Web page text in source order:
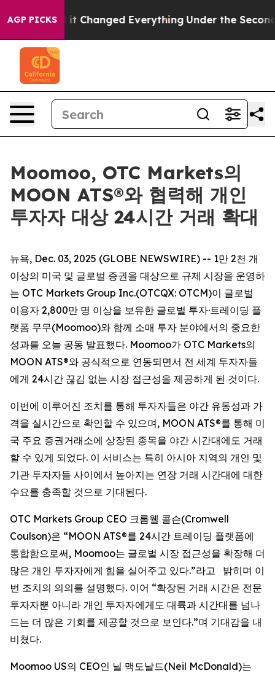
AGP PICKSit Changed Everything Under the Second
Moomoo, OTC Markets의
MOON ATS®와 협력해 개인
투자자 대상 24시간 거래 확대
뉴욕, Dec. 03, 2025 (GLOBE NEWSWIRE) -- 1만 2천 개
이상의 미국 및 글로벌 증권을 대상으로 규제 시장을 운영하
는 OTC Markets Group Inc.(OTCQX: OTCM)이 글로벌
이용자 2,800만 명 이상을 보유한 글로벌 투자·트레이딩 플
랫폼 무무(Moomoo)와 함께 소매 투자 분야에서의 중요한
성과를 오늘 공동 발표했다. Moomoo가 OTC Markets의
MOON ATS®와 공식적으로 연동되면서 전 세계 투자자들
에게 24시간 끊김 없는 시장 접근성을 제공하게 된 것이다.
이번에 이루어진 조치를 통해 투자자들은 야간 유동성과 가
격을 실시간으로 확인할 수 있으며, MOON ATS®를 통해 미
국 주요 증권거래소에 상장된 종목을 야간 시간대에도 거래
할 수 있게 되었다. 이 서비스는 특히 아시아 지역의 개인 및
기관 투자자들 사이에서 높아지는 연장 거래 시간대에 대한
수요를 충족할 것으로 기대된다.
OTC Markets Group CEO 크롬웰 콜슨(Cromwell
Coulson)은 “MOON ATS®를 24시간 트레이딩 플랫폼에
통합함으로써, Moomoo는 글로벌 시장 접근성을 확장해 더
많은 개인 투자자에게 힘을 실어주고 있다.”라고 밝히며 이
번 조치의 의의를 설명했다. 이어 “확장된 거래 시간은 전문
투자자뿐 아니라 개인 투자자에게도 대륙과 시간대를 넘나
드는 더 많은 기회를 제공할 것으로 보인다.”며 기대감을 내
비쳤다.
Moomoo US의 CEO인 닐 맥도날드(Neil McDonald)는